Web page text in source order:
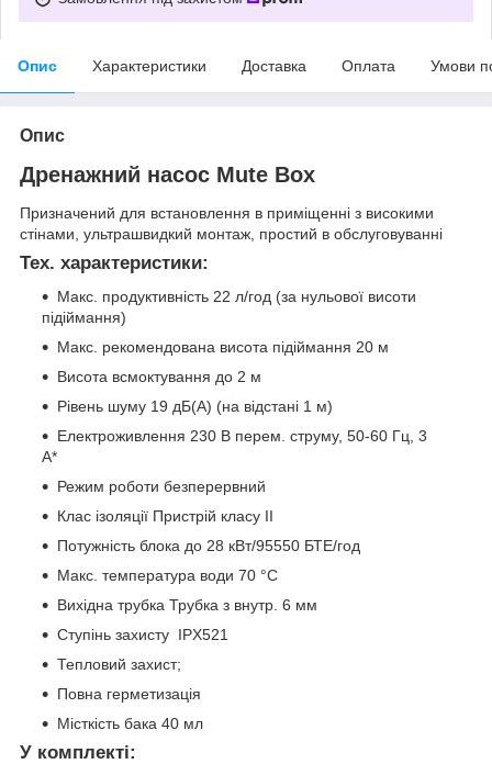
Опис Характеристики Доставка Оплата Умови
Опис
Дренажний насос Mute Box
Призначений для встановлення в приміщенні з високими
стінами, ультрашвидкий монтаж, простий в обслуговуванні
Тех. характеристики:
Макс. продуктивність 22 л/год (за нульової висоти
підіймання)
Макс. рекомендована висота підіймання 20 м
Висота всмоктування до 2 м
Рівень шуму 19 дБ(A) (на відстані 1 м)
Електроживлення 230 В перем. струму, 50-60 Гц, 3
A*
Режим роботи безперервний
Клас ізоляції Пристрій класу II
Потужність блока до 28 кВт/95550 БТЕ/год
Макс. температура води 70 °C
Вихідна трубка Трубка з внутр. 6 мм
Ступінь захисту IPХ521
Тепловий захист;
Повна герметизація
Місткість бака 40 мл
У комплекті: